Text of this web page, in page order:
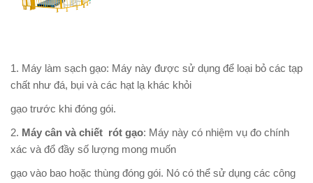
1. Máy làm sạch gạo: Máy này được sử dụng để loại bỏ các tạp
chất như đá, bụi và các hạt lạ khác khỏi
gạo trước khi đóng gói.
2. Máy cân và chiết rót gạo: Máy này có nhiệm vụ đo chính
xác và đổ đầy số lượng mong muốn
gạo vào bao hoặc thùng đóng gói. Nó có thể sử dụng các công